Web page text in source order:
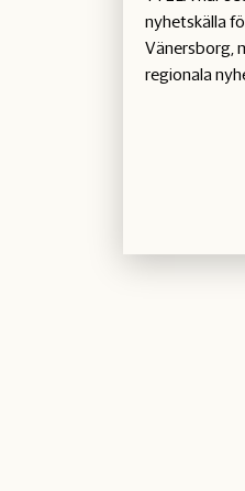
nyhetskälla
Vänersborg,
regionala